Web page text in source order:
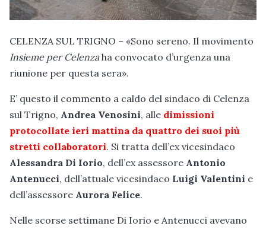
CELENZA SUL TRIGNO – «Sono sereno. Il movimento
Insieme per Celenzaha convocato d’urgenza una
riunione per questa sera».
E’ questo il commento a caldo del sindaco di Celenza
sul Trigno, Andrea Venosini, alle dimissioni
protocollate ieri mattina da quattro dei suoi più
stretti collaboratori. Si tratta dell’ex vicesindaco
Alessandra Di Iorio, dell’ex assessore Antonio
Antenucci, dell’attuale vicesindaco Luigi Valentini e
dell’assessore Aurora Felice.
Nelle scorse settimane Di Iorio e Antenucci avevano